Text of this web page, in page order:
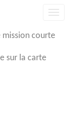
mission courte
sur la carte